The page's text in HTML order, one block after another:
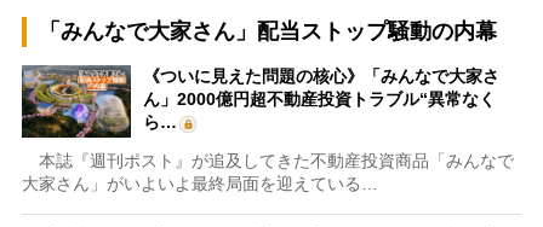
「みんなで大家さん」配当ストップ騒動の内幕
《ついに見えた問題の核心》「みんなで大家さ
ん」2000億円超不動産投資トラブル“異常なく
ら…
本誌『週刊ポスト』が追及してきた不動産投資商品「みんなで
大家さん」がいよいよ最終局面を迎えている…